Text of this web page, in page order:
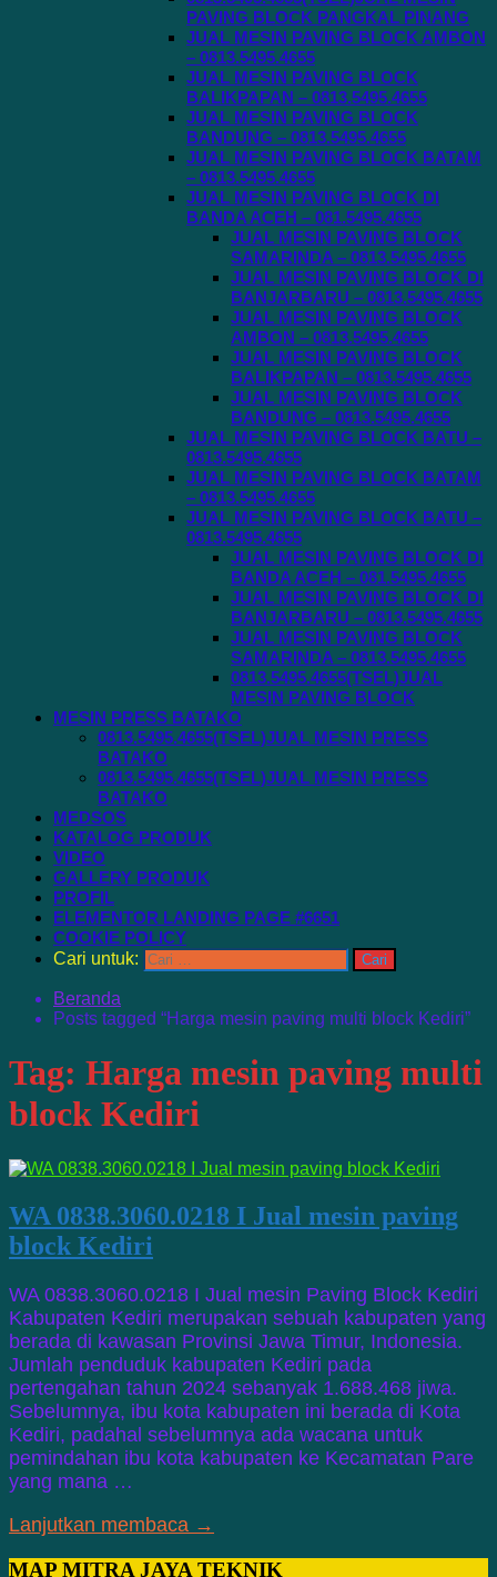
PAVING BLOCK PANGKAL PINANG
JUAL MESIN PAVING BLOCK AMBON
– 0813.5495.4655
JUAL MESIN PAVING BLOCK
BALIKPAPAN – 0813.5495.4655
JUAL MESIN PAVING BLOCK
BANDUNG – 0813.5495.4655
JUAL MESIN PAVING BLOCK BATAM
– 0813.5495.4655
JUAL MESIN PAVING BLOCK DI
BANDA ACEH – 081.5495.4655
JUAL MESIN PAVING BLOCK
SAMARINDA – 0813.5495.4655
JUAL MESIN PAVING BLOCK DI
BANJARBARU – 0813.5495.4655
JUAL MESIN PAVING BLOCK
AMBON – 0813.5495.4655
JUAL MESIN PAVING BLOCK
BALIKPAPAN – 0813.5495.4655
JUAL MESIN PAVING BLOCK
BANDUNG – 0813.5495.4655
JUAL MESIN PAVING BLOCK BATU –
0813.5495.4655
JUAL MESIN PAVING BLOCK BATAM
– 0813.5495.4655
JUAL MESIN PAVING BLOCK BATU –
0813.5495.4655
JUAL MESIN PAVING BLOCK DI
BANDA ACEH – 081.5495.4655
JUAL MESIN PAVING BLOCK DI
BANJARBARU – 0813.5495.4655
JUAL MESIN PAVING BLOCK
SAMARINDA – 0813.5495.4655
0813.5495.4655(TSEL)JUAL
MESIN PAVING BLOCK
MESIN PRESS BATAKO
0813.5495.4655(TSEL)JUAL MESIN PRESS
BATAKO
0813.5495.4655(TSEL)JUAL MESIN PRESS
BATAKO
MEDSOS
KATALOG PRODUK
VIDEO
GALLERY PRODUK
PROFIL
ELEMENTOR LANDING PAGE #6651
COOKIE POLICY
Cari untuk:
Beranda
Posts tagged “Harga mesin paving multi block Kediri”
Tag: Harga mesin paving multi
block Kediri
WA 0838.3060.0218 I Jual mesin paving
block Kediri
WA 0838.3060.0218 I Jual mesin Paving Block Kediri
Kabupaten Kediri merupakan sebuah kabupaten yang
berada di kawasan Provinsi Jawa Timur, Indonesia.
Jumlah penduduk kabupaten Kediri pada
pertengahan tahun 2024 sebanyak 1.688.468 jiwa.
Sebelumnya, ibu kota kabupaten ini berada di Kota
Kediri, padahal sebelumnya ada wacana untuk
pemindahan ibu kota kabupaten ke Kecamatan Pare
yang mana …
Lanjutkan membaca →
MAP MITRA JAYA TEKNIK